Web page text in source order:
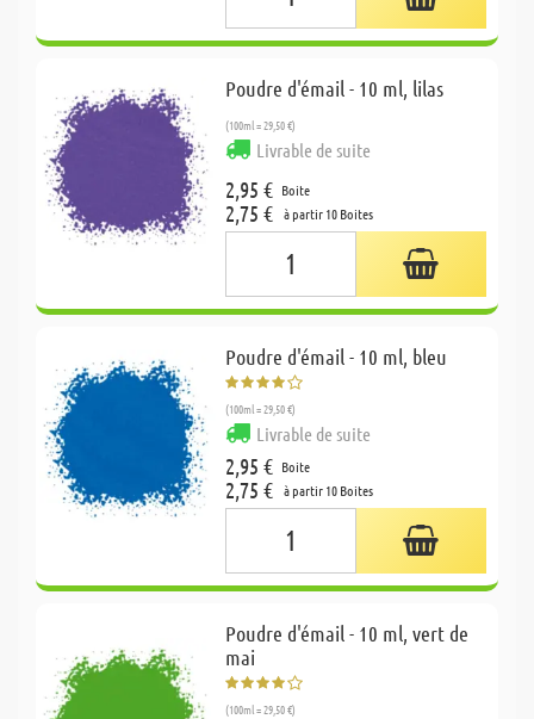
Poudre d'émail - 10 ml, lilas
(100ml = 29,50 €)
Livrable de suite
2,95 € Boite
2,75 € à partir 10 Boites
Poudre d'émail - 10 ml, bleu
(100ml = 29,50 €)
Livrable de suite
2,95 € Boite
2,75 € à partir 10 Boites
Poudre d'émail - 10 ml, vert de
mai
(100ml = 29,50 €)